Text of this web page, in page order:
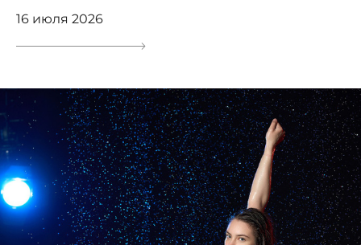
16 июля 2026